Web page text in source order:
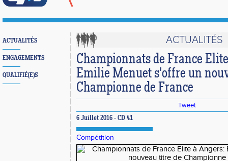
ACTUALITÉS
ENGAGEMENTS
QUALIFIÉ(E)S
ACTUALITÉS
Championnats de France
Emilie Menuet s'offre un
Championne de France
Tweet
6 Juillet 2016 - CD 41
Compétition